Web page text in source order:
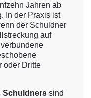
Jahren ab
In der Praxis ist
der Schuldner
auf
oder Dritte
Schuldners sind